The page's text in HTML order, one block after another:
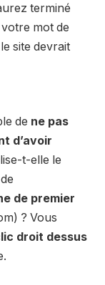
terminé
mot de
site devrait
de ne pas
d’avoir
t-elle le
de premier
? Vous
droit dessus